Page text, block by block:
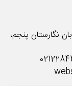
نگارستان پنجم،